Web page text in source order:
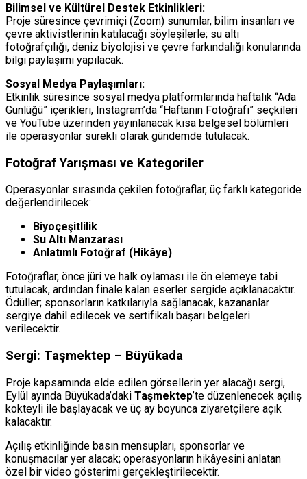
Bilimsel ve Kültürel Destek Etkinlikleri:
Proje süresince çevrimiçi (Zoom) sunumlar, bilim insanları ve
çevre aktivistlerinin katılacağı söyleşilerle; su altı
fotoğrafçılığı, deniz biyolojisi ve çevre farkındalığı konularında
bilgi paylaşımı yapılacak.
Sosyal Medya Paylaşımları:
Etkinlik süresince sosyal medya platformlarında haftalık “Ada
Günlüğü” içerikleri, Instagram’da “Haftanın Fotoğrafı” seçkileri
ve YouTube üzerinden yayınlanacak kısa belgesel bölümleri
ile operasyonlar sürekli olarak gündemde tutulacak.
Fotoğraf Yarışması ve Kategoriler
Operasyonlar sırasında çekilen fotoğraflar, üç farklı kategoride
değerlendirilecek:
Biyoçeşitlilik
Su Altı Manzarası
Anlatımlı Fotoğraf (Hikâye)
Fotoğraflar, önce jüri ve halk oylaması ile ön elemeye tabi
tutulacak, ardından finale kalan eserler sergide açıklanacaktır.
Ödüller; sponsorların katkılarıyla sağlanacak, kazananlar
sergiye dahil edilecek ve sertifikalı başarı belgeleri
verilecektir.
Sergi: Taşmektep – Büyükada
Proje kapsamında elde edilen görsellerin yer alacağı sergi,
Eylül ayında Büyükada’daki Taşmektep’te düzenlenecek açılış
kokteyli ile başlayacak ve üç ay boyunca ziyaretçilere açık
kalacaktır.
Açılış etkinliğinde basın mensupları, sponsorlar ve
konuşmacılar yer alacak; operasyonların hikâyesini anlatan
özel bir video gösterimi gerçekleştirilecektir.